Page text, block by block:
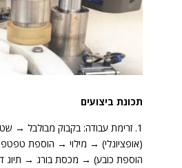
תכונת ביצועים
1. זרימת עבודה: בקבוק מבולבל →
(אופציונלי) → מילוי → הוספת
הוספת כובע) → מכסת בורג →